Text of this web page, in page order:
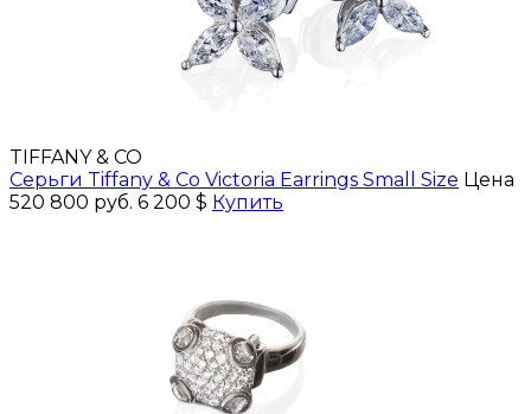
TIFFANY & CO
Серьги Tiffany & Co Victoria Earrings Small Size Цена
520 800 руб. 6 200 $ Купить